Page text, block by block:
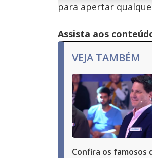
be
closed
the
Escape
button.
Lamentamos, mas
para apertar
Assista aos
VEJA TAMBÉM
Confira os famosos